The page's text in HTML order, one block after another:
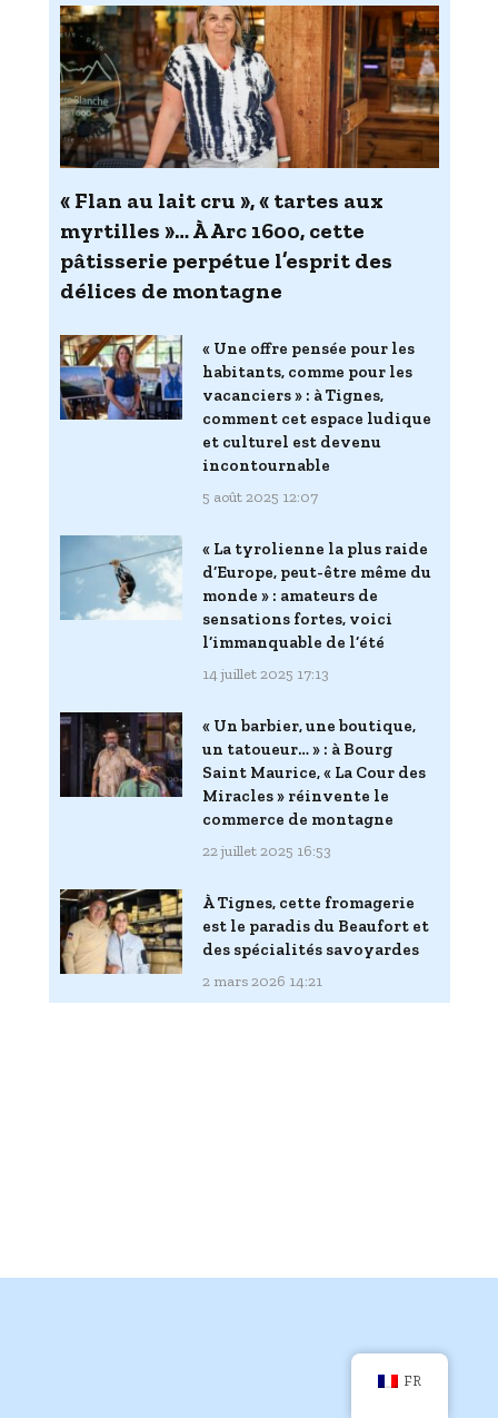
« Flan au lait cru », « tartes aux
myrtilles »… À Arc 1600, cette
pâtisserie perpétue l’esprit des
délices de montagne
« Une offre pensée pour les
habitants, comme pour les
vacanciers » : à Tignes,
comment cet espace ludique
et culturel est devenu
incontournable
5 août 2025 12:07
« La tyrolienne la plus raide
d’Europe, peut-être même du
monde » : amateurs de
sensations fortes, voici
l’immanquable de l’été
14 juillet 2025 17:13
« Un barbier, une boutique,
un tatoueur… » : à Bourg
Saint Maurice, « La Cour des
Miracles » réinvente le
commerce de montagne
22 juillet 2025 16:53
À Tignes, cette fromagerie
est le paradis du Beaufort et
des spécialités savoyardes
2 mars 2026 14:21
FR